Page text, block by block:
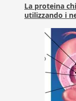
La proteina
utilizzando i